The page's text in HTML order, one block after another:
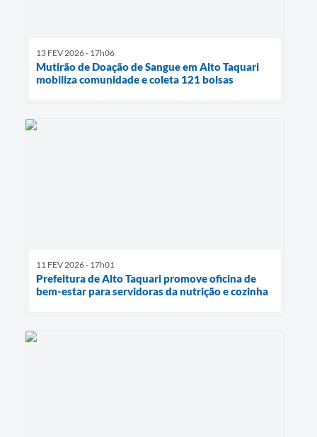
13 FEV 2026 - 17h06
Mutirão de Doação de Sangue em Alto Taquari
mobiliza comunidade e coleta 121 bolsas
11 FEV 2026 - 17h01
Prefeitura de Alto Taquari promove oficina de
bem-estar para servidoras da nutrição e cozinha